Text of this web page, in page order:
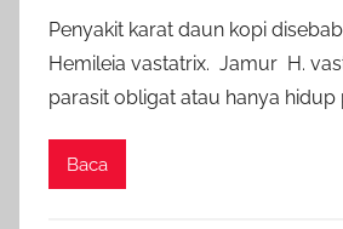
Penyakit karat daun kopi
Hemileia vastatrix. Jamur H.
parasit obligat atau hanya hidup
Baca